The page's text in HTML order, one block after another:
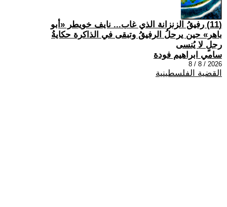
(11) رفيقُ الزنزانة الذي غاب... نايف خويطر «أبو
باهر» حين يرحلُ الرفيقُ وتبقى في الذاكرة حكايةُ
رجلٍ لا يُنسى
سامي ابراهيم فودة
2026 / 8 / 8
القضية الفلسطينية